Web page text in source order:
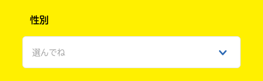
性別
選んでね